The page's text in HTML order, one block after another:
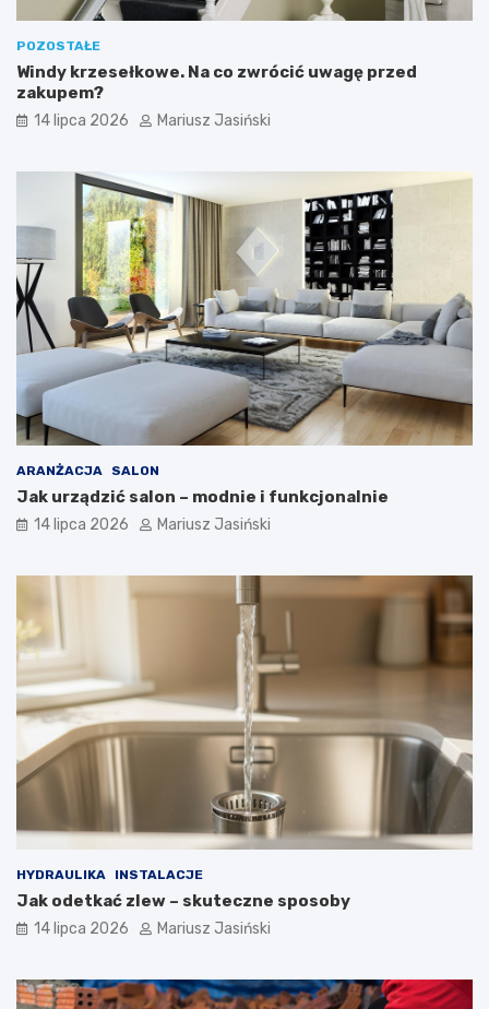
POZOSTAŁE
Windy krzesełkowe. Na co zwrócić uwagę przed
zakupem?
14 lipca 2026 Mariusz Jasiński
ARANŻACJA SALON
Jak urządzić salon – modnie i funkcjonalnie
14 lipca 2026 Mariusz Jasiński
HYDRAULIKA INSTALACJE
Jak odetkać zlew – skuteczne sposoby
14 lipca 2026 Mariusz Jasiński